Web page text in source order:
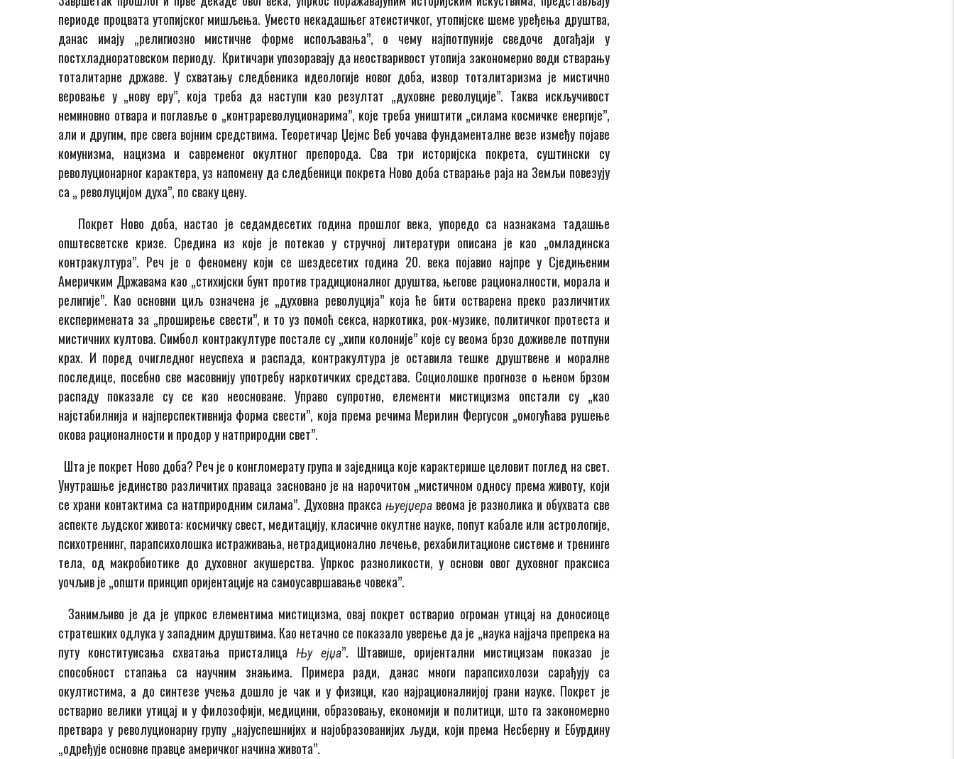
периоде процвата утопијског мишљења. Уместо некадашњег атеистичког, утопијске шеме уређења друштва,
данас имају „религиозно мистичне форме испољавања”, о чему најпотпуније сведоче догађаји у
постхладноратовском периоду. Критичари упозоравају да неостваривост утопија закономерно води стварању
тоталитарне државе. У схватању следбеника идеологије новог доба, извор тоталитаризма је мистично
веровање у „нову еру”, која треба да наступи као резултат „духовне револуције”. Таква искључивост
неминовно отвара и поглавље о „контрареволуционарима”, које треба уништити „силама космичке енергије”,
али и другим, пре свега војним средствима. Теоретичар Џејмс Веб уочава фундаменталне везе између појаве
комунизма, нацизма и савременог oкултног препорода. Сва три историјска покрета, суштински су
револуционарног карактера, уз напомену да следбеници покрета Ново доба стварање раја на Земљи повезују
са „ револуцијом духа”, по сваку цену.
Покрет Ново доба, настао је седамдесетих година прошлог века, упоредо са назнакама тадашње
општесветске кризе. Средина из које је потекао у стручној литератури описана је као „омладинска
контракултура”. Реч је о феномену који се шездесетих година 20. века појавио најпре у Сједињеним
Америчким Државама као „стихијски бунт против традиционалног друштва, његове рационалности, морала и
религије”. Као основни циљ означена је „духовна револуција” која ће бити остварена преко различитих
експеримената за „проширење свести”, и то уз помоћ секса, наркотика, рок-музике, политичког протеста и
мистичних култова. Симбол контракултуре постале су „хипи колоније” које су веома брзо доживеле потпуни
крах. И поред очигледног неуспеха и распада, контракултура је оставила тешке друштвене и моралне
последице, посебно све масовнију употребу наркотичких средстава. Социолошке прогнозе о њеном брзом
распаду показале су се као неосноване. Управо супротно, елементи мистицизма опстали су „као
најстабилнија и најперспективнија форма свести”, која према речима Мерилин Фергусон „омогућава рушење
окова рационалности и продор у натприродни свет”.
Шта је покрет Ново доба? Реч је о конгломерату група и заједница које карактерише целовит поглед на свет.
Унутрашње јединство различитих праваца засновано је на нарочитом „мистичном односу према животу, који
се храни контактима са натприродним силама”. Духовна пракса њуејџера веома је разнолика и обухвата све
аспекте људског живота: космичку свест, медитацију, класичне окултне науке, попут кабале или астрологије,
психотренинг, парапсихолошка истраживања, нетрадиционално лечење, рехабилитационе системе и тренинге
тела, од макробиотике до духовног акушерства. Упркос разноликости, у основи овог духовног праксиса
уочљив је „општи принцип оријентацијe на самоусавршавање човека”.
Занимљиво је да је упркос елементима мистицизма, овај покрет остварио огроман утицај на доносиоце
стратешких одлука у западним друштвима. Као нетачно се показало уверење да је „наука најјача препрека на
путу конституисања схватања присталица
Њу ејџа”. Штавише, оријентални мистицизам показао је
способност стапања са научним знањима. Примера ради, данас многи парапсихолози сарађују са
окултистима, а до синтезе учења дошло је чак и у физици, као најрационалнијој грани науке. Покрет је
остварио велики утицај и у филозофији, медицини, образовању, економији и политици, што га закономерно
претвара у револуционарну групу „најуспешнијих и најобразованијих људи, који према Несберну и Ебурдину
„одређује основне правце америчког начина живота”.